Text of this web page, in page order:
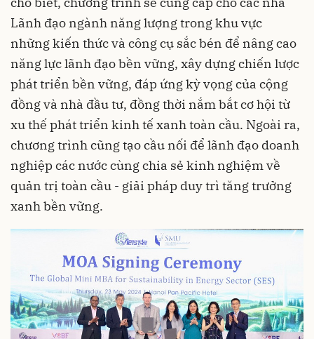
Lãnh đạo ngành năng lượng trong khu vực
những kiến thức và công cụ sắc bén để nâng cao
năng lực lãnh đạo bền vững, xây dựng chiến lược
phát triển bền vững, đáp ứng kỳ vọng của cộng
đồng và nhà đầu tư, đồng thời nắm bắt cơ hội từ
xu thế phát triển kinh tế xanhtoàn cầu. Ngoài ra,
chương trình cũng tạo cầu nối để lãnh đạo doanh
nghiệp các nước cùng chia sẻ kinh nghiệm về
quản trị toàn cầu - giải pháp duy trì tăng trưởng
xanh bền vững.